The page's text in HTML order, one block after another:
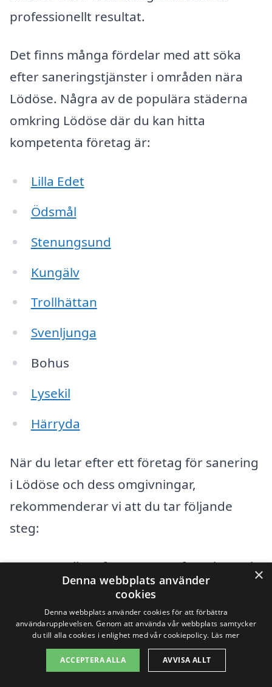
professionellt resultat.
Det finns många fördelar med att söka
efter saneringstjänster i områden nära
Lödöse. Några av de populära städerna
omkring Lödöse där du kan hitta
kompetenta företag är:
Lilla Edet
Ödsmål
Stenungsund
Kungälv
Trollhättan
Svenljunga
Bohus
Lysekil
Härryda
När du letar efter ett företag för sanering
i Lödöse och dess omgivningar,
rekommenderar vi att du tar följande
steg:
Kontrollera företagets erfarenhet och
referenser.
Begär och jämför flera offerter för att
hitta det bästa priset.
Fråga om företagets försäkringar och
×
Denna webbplats använder
cookies
Denna webbplats använder cookies för att förbättra
användarupplevelsen. Genom att använda vår webbplats samtycker
du till alla cookies i enlighet med vår cookiepolicy. Läs mer
ACCEPTERA ALLA AVVISA ALLT